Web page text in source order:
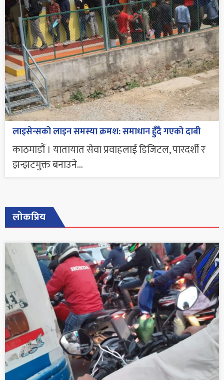
लाइसेन्सको लाइन समस्या क्रमश: समाधान हुँदै गएको दाबी
काठमाडौं । यातायात सेवा प्रवाहलाई डिजिटल, पारदर्शी र
झन्झटमुक्त बनाउने...
लोकप्रिय